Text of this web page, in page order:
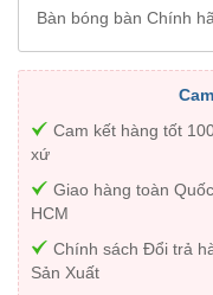
Bàn bóng bàn Chính
Cam kết hàng tốt
xứ
Giao hàng toàn
HCM
Chính sách Đổi trả
Sản Xuất